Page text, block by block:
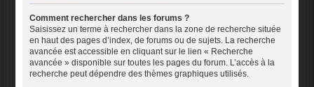
Comment rechercher dans les forums ?
Saisissez un terme à rechercher dans la zone de recherche située
en haut des pages d’index, de forums ou de sujets. La recherche
avancée est accessible en cliquant sur le lien « Recherche
avancée » disponible sur toutes les pages du forum. L’accès à la
recherche peut dépendre des thèmes graphiques utilisés.